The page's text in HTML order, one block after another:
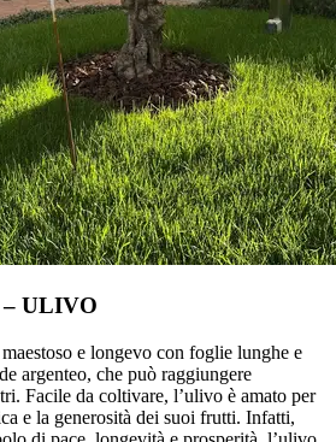
– ULIVO
e longevo con foglie lunghe e
argenteo, che può raggiungere
Facile da coltivare, l’ulivo è amato per
e la generosità dei suoi frutti. Infatti,